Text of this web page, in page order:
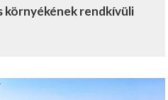
környékének rendkívüli